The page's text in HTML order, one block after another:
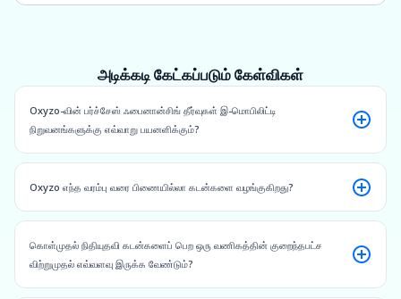
அடிக்கடி கேட்கப்படும் கேள்விகள்
Oxyzo-வின் பர்ச்சேஸ் ஃபைனான்சிங் தீர்வுகள் இ-மொபிலிட்டி
நிறுவனங்களுக்கு எவ்வாறு பயனளிக்கும்?
Oxyzo எந்த வரம்பு வரை பிணையில்லா கடன்களை வழங்குகிறது?
கொள்முதல் நிதியுதவி கடன்களைப் பெற ஒரு வணிகத்தின் குறைந்தபட்ச
விற்றுமுதல் எவ்வளவு இருக்க வேண்டும்?